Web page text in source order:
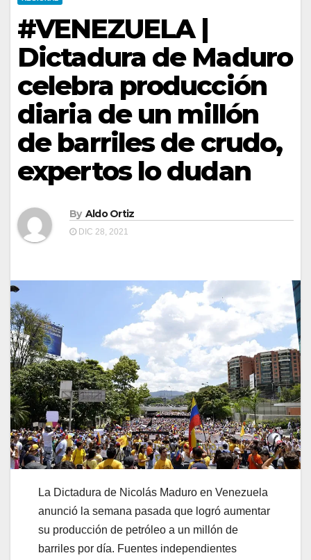
#VENEZUELA |
Dictadura de Maduro
celebra producción
diaria de un millón
de barriles de crudo,
expertos lo dudan
By Aldo Ortiz
DIC 28, 2021
La Dictadura de Nicolás Maduro en Venezuela
anunció la semana pasada que logró aumentar
su producción de petróleo a un millón de
barriles por día. Fuentes independientes